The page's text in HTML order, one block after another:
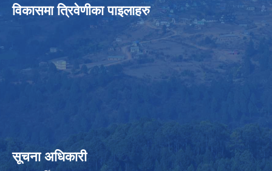
विकासमा त्रिवेणीका पाइलाहरु
सूचना अधिकारी